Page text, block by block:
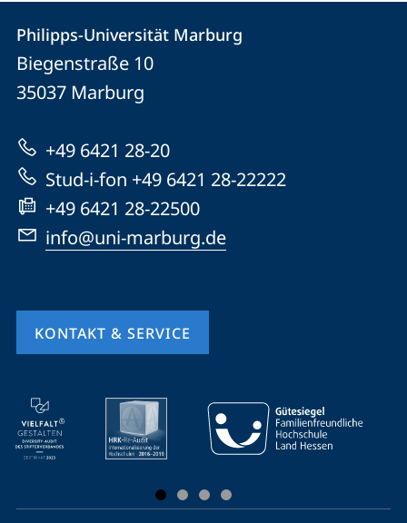
Kontakt
und
Informationen
zur
Website
Kontaktinformationen
Philipps-
Universität
Marburg
Philipps-Universität Marburg
Biegenstraße 10
35037 Marburg
+49 6421 28-20
Stud-i-fon +49 6421 28-22222
+49 6421 28-22500
info@uni-marburg.de
KONTAKT & SERVICE
Mobile-
Service-
Navigation